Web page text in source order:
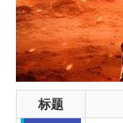
标题